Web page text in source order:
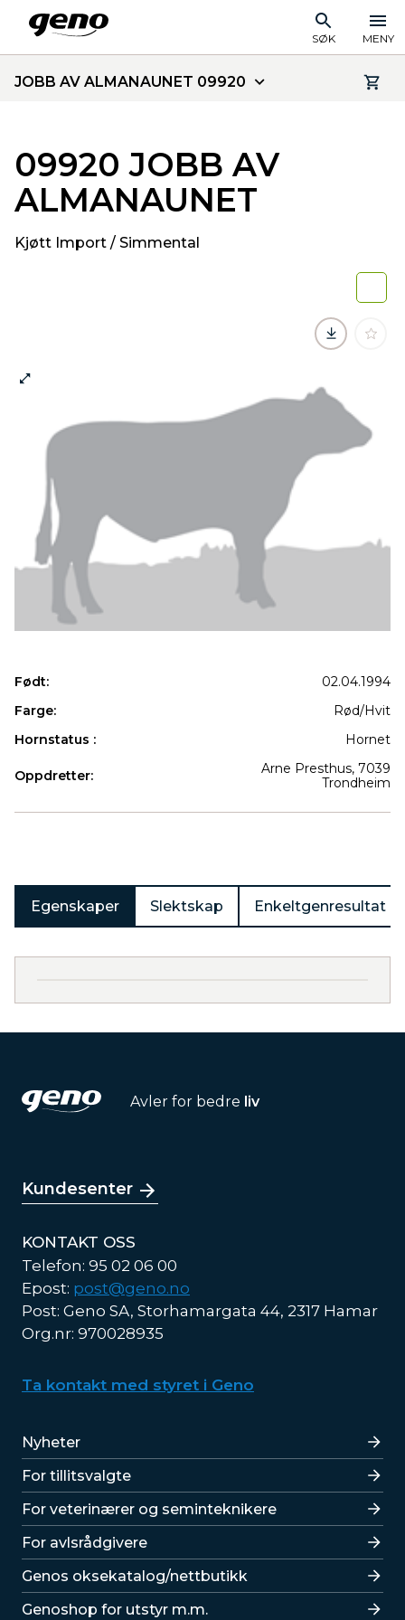
SØK MENY
JOBB AV ALMANAUNET 09920
09920 JOBB AV
ALMANAUNET
Kjøtt Import / Simmental
Født:
02.04.1994
Farge:
Rød/Hvit
Hornstatus :
Hornet
Oppdretter:
Arne Presthus, 7039
Trondheim
Egenskaper Slektskap Enkeltgenresultat
Avler for bedre liv
Kundesenter
KONTAKT OSS
Telefon: 95 02 06 00
Epost: post@geno.no
Post: Geno SA, Storhamargata 44, 2317 Hamar
Org.nr: 970028935
Ta kontakt med styret i Geno
Lenker
Nyheter
For tillitsvalgte
For veterinærer og seminteknikere
For avlsrådgivere
Lenker
Genos oksekatalog/nettbutikk
Genoshop for utstyr m.m.